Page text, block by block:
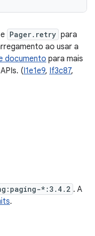
e Pager.retry para
ao usar a
documento para mais
(I1e1e9, If3c87,
*:3.4.2 . A
.